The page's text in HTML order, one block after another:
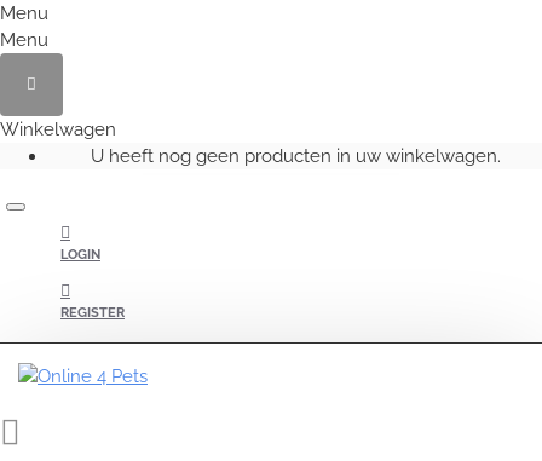
Menu
Menu
Winkelwagen
U heeft nog geen producten in uw winkelwagen.
LOGIN
REGISTER